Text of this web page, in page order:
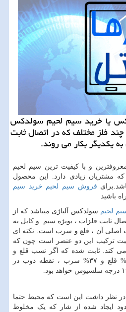
یا خرید سیم لحیم سولدكس
چند فلز مختلف كه در اتصال ثابت
یكدیگر بكار می روند.
و با كیفیت ترین سیم لحیم
مشتریان زیادی دارد. این محصول
فروش سیم لحیم خرید سیم
باشید
لحیم سولدکس آلیاژی میباشد که از
ثابت فلزات ، بویژه سیم و کابل به
اصلی آن ، قلع و سرب است. نکته ای
ترکیب این دو عنصر است چون که
کند. ثابت شده که اگر نسب قلع و
سرب ۶۳/۳۷ باشد یعنی ۶۳% قلع و ۳۷% سرب ، نقطه ذوب در
در نظر داشت این است که محیط حتما
دود ایجاد شده از شار که یک مخلوط